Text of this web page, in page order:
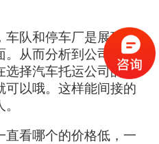
车队和停车厂是展现汽
。从而分析到公司处理
选择汽车托运公司的话
可以哦。这样能间接的
直看哪个的价格低，一